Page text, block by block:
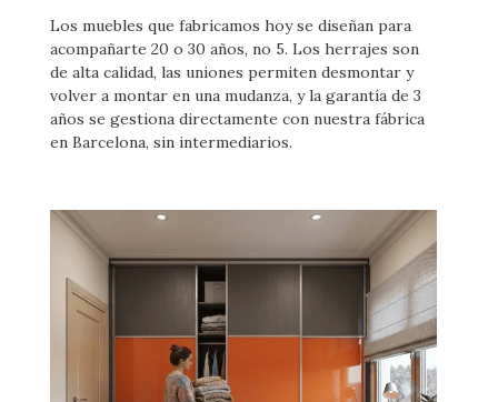
Los muebles que fabricamos hoy se diseñan para
acompañarte 20 o 30 años, no 5. Los herrajes son
de alta calidad, las uniones permiten desmontar y
volver a montar en una mudanza, y la garantía de 3
años se gestiona directamente con nuestra fábrica
en Barcelona, sin intermediarios.